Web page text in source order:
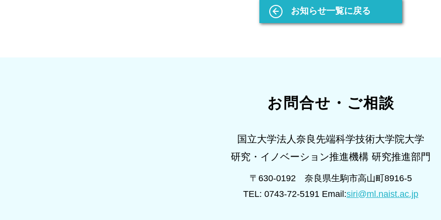
お知らせ一覧に戻る
お問合せ・ご相談
国立大学法人奈良先端科学技術大学院大学
研究・イノベーション推進機構 研究推進部門
〒630-0192 奈良県生駒市高山町8916-5
TEL: 0743-72-5191 Email:siri@ml.naist.ac.jp